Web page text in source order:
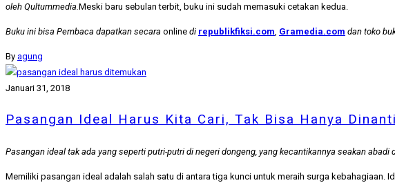
oleh Qultummedia. Meski baru sebulan terbit, buku ini sudah memasuki cetakan kedua.
Buku ini bisa Pembaca dapatkan secara online di republikfiksi.com Gramedia.com dan toko
By agung
Januari 31, 2018
Pasangan Ideal Harus Kita Cari, Tak Bisa Hanya Dinanti
Pasangan ideal tak ada yang seperti putri-putri di negeri dongeng, yang kecantikannya seakan
Memiliki pasangan ideal adalah salah satu di antara tiga kunci untuk meraih surga